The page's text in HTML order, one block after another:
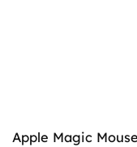
Apple Magic Mouse